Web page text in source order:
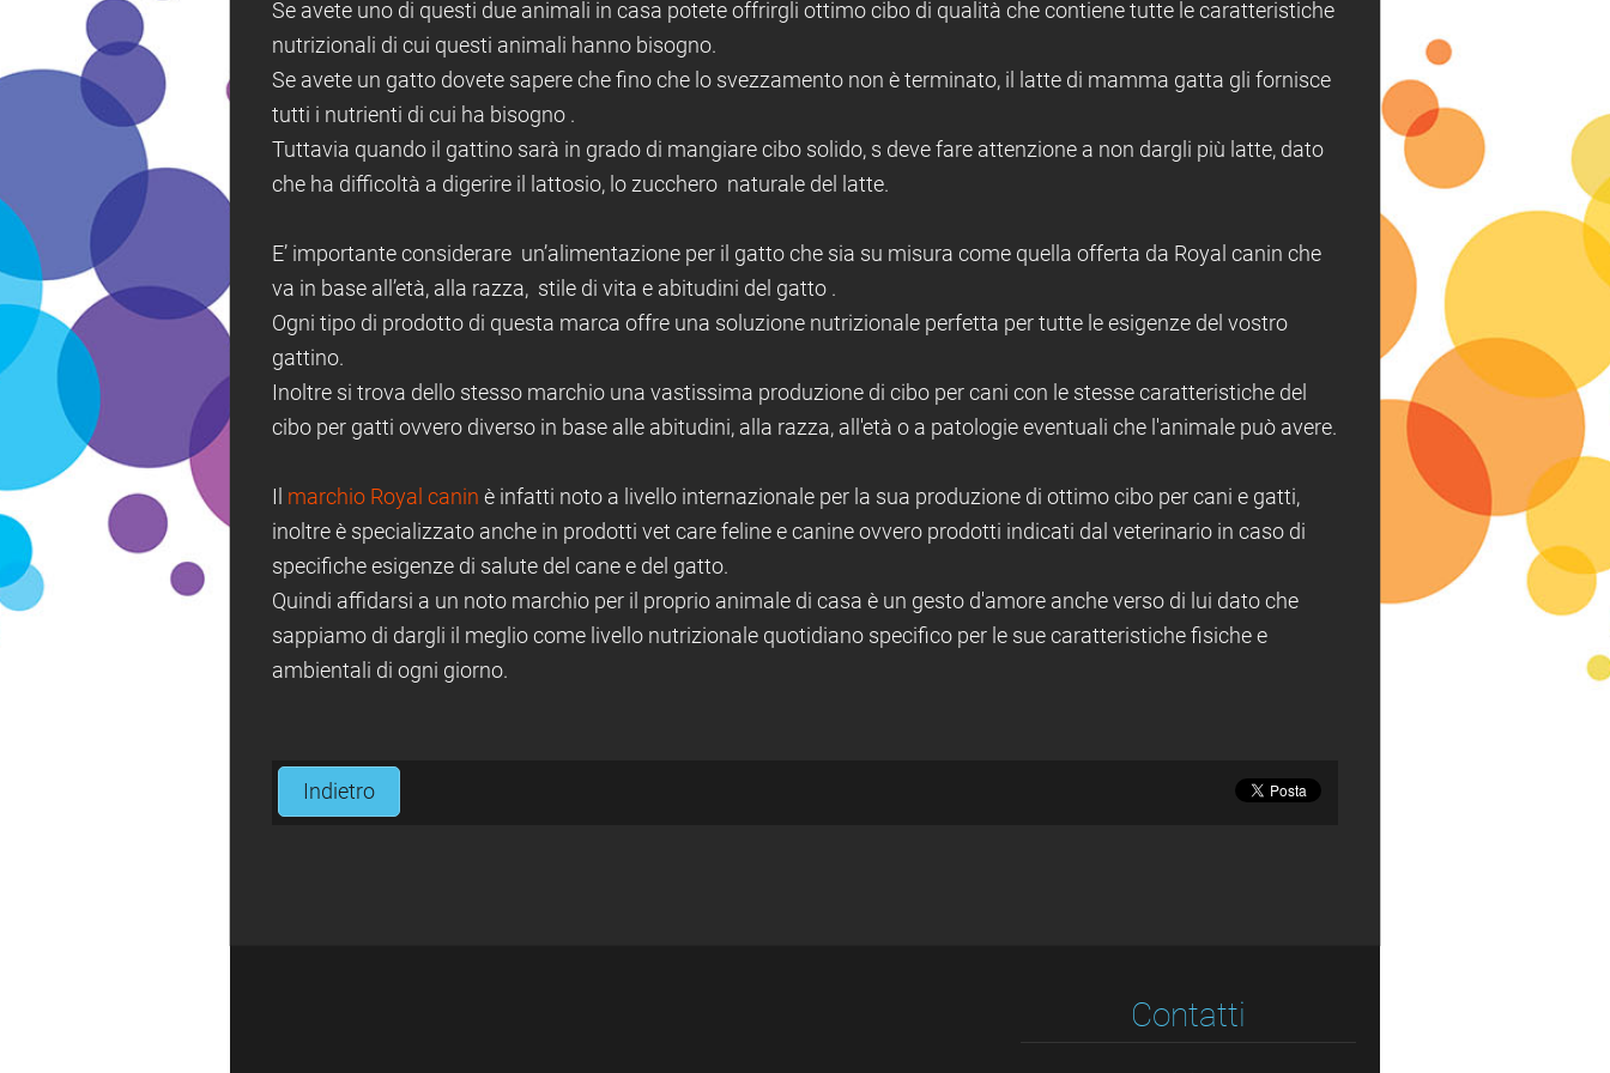
Se avete uno di questi due animali in casa potete offrirgli ottimo cibo di qualità che contiene tutte le caratteristiche
nutrizionali di cui questi animali hanno bisogno.
Se avete un gatto dovete sapere che fino che lo svezzamento non è terminato, il latte di mamma gatta gli fornisce
tutti i nutrienti di cui ha bisogno .
Tuttavia quando il gattino sarà in grado di mangiare cibo solido, s deve fare attenzione a non dargli più latte, dato
che ha difficoltà a digerire il lattosio, lo zucchero naturale del latte.
E’ importante considerare un’alimentazione per il gatto che sia su misura come quella offerta da Royal canin che
va in base all’età, alla razza, stile di vita e abitudini del gatto .
Ogni tipo di prodotto di questa marca offre una soluzione nutrizionale perfetta per tutte le esigenze del vostro
gattino.
Inoltre si trova dello stesso marchio una vastissima produzione di cibo per cani con le stesse caratteristiche del
cibo per gatti ovvero diverso in base alle abitudini, alla razza, all'età o a patologie eventuali che l'animale può avere.
marchio Royal canin è infatti noto a livello internazionale per la sua produzione di ottimo cibo per cani e gatti,
inoltre è specializzato anche in prodotti vet care feline e canine ovvero prodotti indicati dal veterinario in caso di
specifiche esigenze di salute del cane e del gatto.
Quindi affidarsi a un noto marchio per il proprio animale di casa è un gesto d'amore anche verso di lui dato che
sappiamo di dargli il meglio come livello nutrizionale quotidiano specifico per le sue caratteristiche fisiche e
ambientali di ogni giorno.
Indietro
Contatti